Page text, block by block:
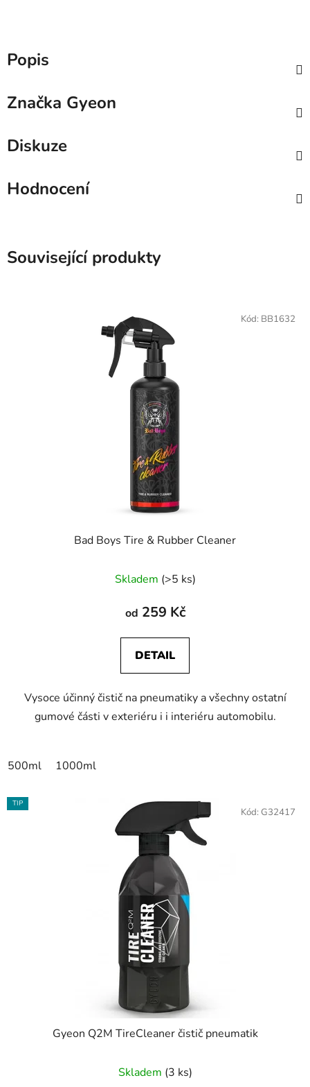
Popis
Značka Gyeon
Diskuze
Hodnocení
Související produkty
Bad Boys Tire & Rubber Cleaner
Skladem (>5 ks)
od 259 Kč
DETAIL
Vysoce účinný čistič na pneumatiky a všechny ostatní
gumové části v exteriéru i i interiéru automobilu.
500ml 1000ml
Kód: BB1632
TIP
Gyeon Q2M TireCleaner čistič pneumatik
Skladem (3 ks)
Kód: G32417